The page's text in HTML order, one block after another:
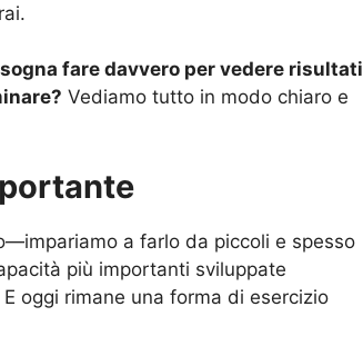
fare davvero per vedere risultati
Vediamo tutto in modo chiaro e
a farlo da piccoli e spesso
più importanti sviluppate
oggi rimane una forma di esercizio